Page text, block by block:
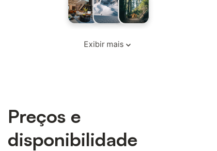
Exibir mais
Preços e
disponibilidade